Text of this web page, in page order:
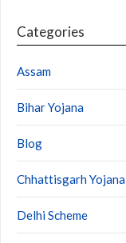
Categories
Assam
Bihar Yojana
Blog
Chhattisgarh Yojana
Delhi Scheme